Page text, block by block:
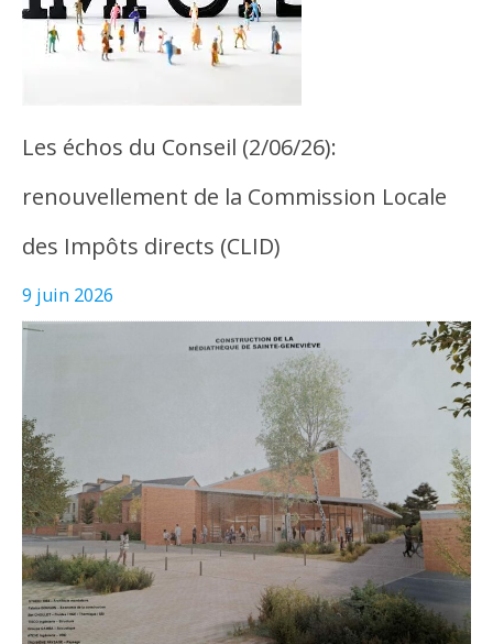
Les échos du Conseil (2/06/26):
renouvellement de la Commission Locale
des Impôts directs (CLID)
9 juin 2026